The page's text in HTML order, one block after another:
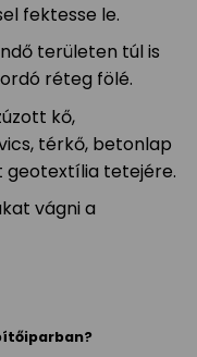
fektesse le.
területen túl is
réteg fölé.
kő,
térkő, betonlap
geotextília tetejére.
vágni a